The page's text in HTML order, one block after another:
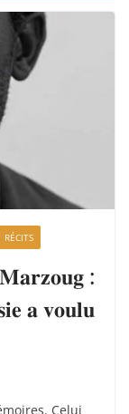
RÉCITS
𝐌𝐚𝐫𝐳𝐨𝐮𝐠 :
𝐚 𝐯𝐨𝐮𝐥𝐮
Celui